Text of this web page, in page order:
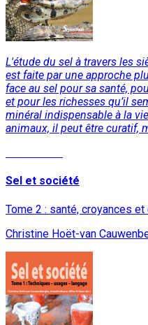
L'étude du sel à travers les
est faite par une approche
face au sel pour sa santé,
et pour les richesses qu’il
minéral indispensable à la
animaux, il peut être curatif,
Sel et société
Tome 2 : santé, croyances
Christine Hoët-van